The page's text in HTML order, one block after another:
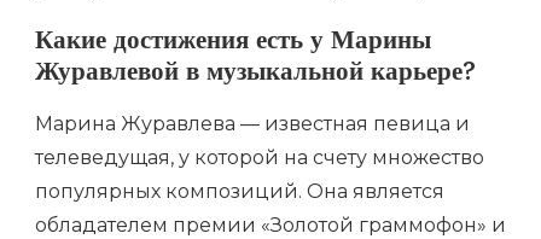
Какие достижения есть у Марины
Журавлевой в музыкальной карьере?
Марина Журавлева — известная певица и
телеведущая, у которой на счету множество
популярных композиций. Она является
обладателем премии «Золотой граммофон» и